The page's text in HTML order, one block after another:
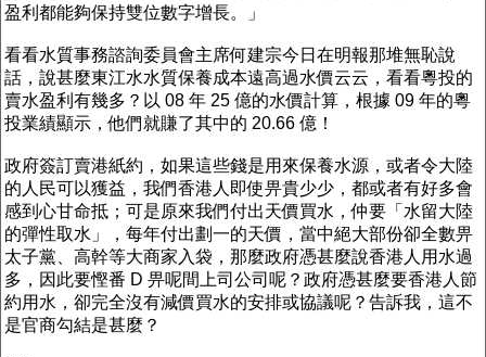
盈利都能夠保持雙位數字增長。」
看看水質事務諮詢委員會主席何建宗今日在明報那堆無恥說
話，說甚麼東江水水質保養成本遠高過水價云云，看看粵投的
賣水盈利有幾多？以 08 年 25 億的水價計算，根據 09 年的粵
投業績顯示，他們就賺了其中的 20.66 億！
政府簽訂賣港紙約，如果這些錢是用來保養水源，或者令大陸
的人民可以獲益，我們香港人即使畀貴少少，都或者有好多會
感到心甘命抵；可是原來我們付出天價買水，仲要「水留大陸
的彈性取水」，每年付出劃一的天價，當中絕大部份卻全數畀
太子黨、高幹等大商家入袋，那麼政府憑甚麼說香港人用水過
多，因此要慳番 D 畀呢間上司公司呢？政府憑甚麼要香港人節
約用水，卻完全沒有減價買水的安排或協議呢？告訴我，這不
是官商勾結是甚麼？